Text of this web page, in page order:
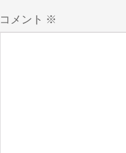
コメント ※